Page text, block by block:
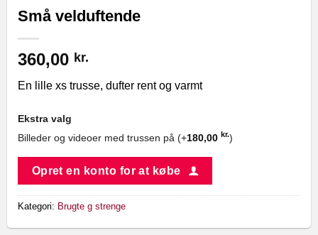
Små velduftende
360,00 kr.
En lille xs trusse, dufter rent og varmt
Ekstra valg
Billeder og videoer med trussen på (+180,00 kr.)
Opret en konto for at købe
Kategori: Brugte g strenge